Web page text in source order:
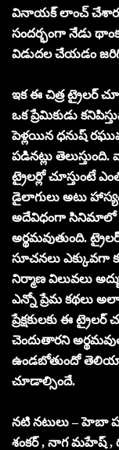
వినాయక్ లాంచ్ చేశారు.
సందర్భంగా నేడు
విడుదల చేయడం
ఇక ఈ చిత్ర ట్రైలర్
ఒక ప్రేమికుడు
పెళ్లయిన ధనుష్
పడినట్లు
ట్రైలర్లో చూస్తుంటే
డైలాగులు అటు
అదేవిధంగా సినిమాలో
అర్థమవుతుంది.
సూచనలు ఎక్కువగా
నిర్మాణ విలువలు
ఎన్నో ప్రేమ కథలు
ప్రేక్షకులకు ఈ ట్రైలర్
చెందుతారని
ఉండబోతుందో
చూడాల్సిందే.
నటి నటులు – హెబా
శంకర్ , నాగ మహేష్ ,